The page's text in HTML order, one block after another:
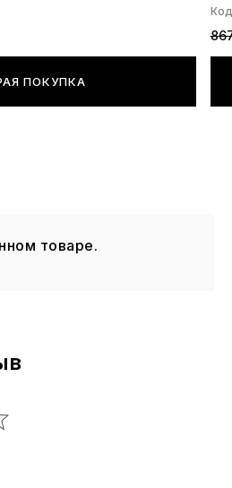
ПОКУПКА
товаре.